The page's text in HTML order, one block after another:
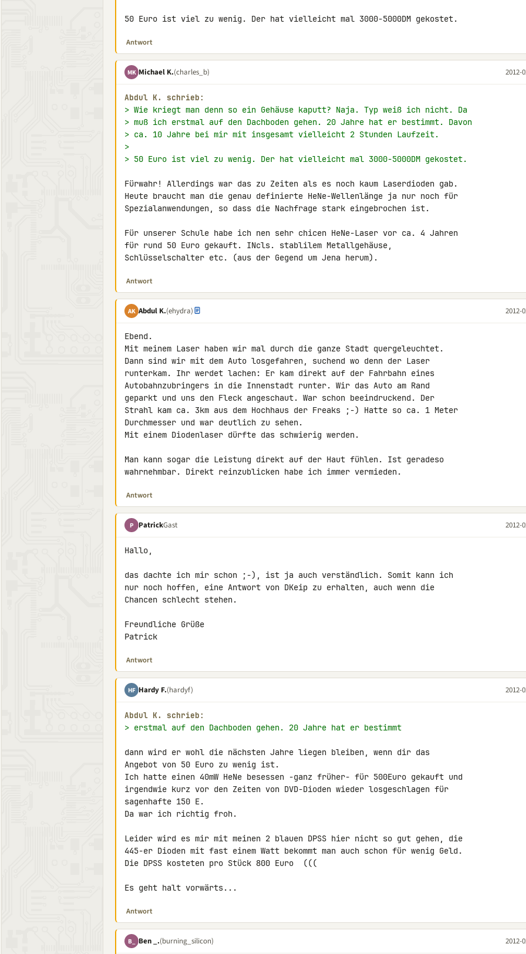
50 Euro ist viel zu wenig. Der hat vielleicht mal 3000-5000DM gekostet.
Antwort
MK Michael K.(charles_b) 2012-
Abdul K. schrieb:
> Wie kriegt man denn so ein Gehäuse kaputt? Naja. Typ weiß ich nicht. Da
> muß ich erstmal auf den Dachboden gehen. 20 Jahre hat er bestimmt. Davon
> ca. 10 Jahre bei mir mit insgesamt vielleicht 2 Stunden Laufzeit.
>
> 50 Euro ist viel zu wenig. Der hat vielleicht mal 3000-5000DM gekostet.
Fürwahr! Allerdings war das zu Zeiten als es noch kaum Laserdioden gab.
Heute braucht man die genau definierte HeNe-Wellenlänge ja nur noch für
Spezialanwendungen, so dass die Nachfrage stark eingebrochen ist.
Für unserer Schule habe ich nen sehr chicen HeNe-Laser vor ca. 4 Jahren
für rund 50 Euro gekauft. INcls. stablilem Metallgehäuse,
Schlüsselschalter etc. (aus der Gegend um Jena herum).
Antwort
AK Abdul K.(ehydra) 2012-
Ebend.
Mit meinem Laser haben wir mal durch die ganze Stadt quergeleuchtet.
Dann sind wir mit dem Auto losgefahren, suchend wo denn der Laser
runterkam. Ihr werdet lachen: Er kam direkt auf der Fahrbahn eines
Autobahnzubringers in die Innenstadt runter. Wir das Auto am Rand
geparkt und uns den Fleck angeschaut. War schon beeindruckend. Der
Strahl kam ca. 3km aus dem Hochhaus der Freaks ;-) Hatte so ca. 1 Meter
Durchmesser und war deutlich zu sehen.
Mit einem Diodenlaser dürfte das schwierig werden.
Man kann sogar die Leistung direkt auf der Haut fühlen. Ist geradeso
wahrnehmbar. Direkt reinzublicken habe ich immer vermieden.
Antwort
P PatrickGast 2012-
Hallo,
das dachte ich mir schon ;-), ist ja auch verständlich. Somit kann ich
nur noch hoffen, eine Antwort von DKeip zu erhalten, auch wenn die
Chancen schlecht stehen.
Freundliche Grüße
Patrick
Antwort
HF Hardy F.(hardyf) 2012-
Abdul K. schrieb:
> erstmal auf den Dachboden gehen. 20 Jahre hat er bestimmt
dann wird er wohl die nächsten Jahre liegen bleiben, wenn dir das
Angebot von 50 Euro zu wenig ist.
Ich hatte einen 40mW HeNe besessen -ganz früher- für 500Euro gekauft und
irgendwie kurz vor den Zeiten von DVD-Dioden wieder losgeschlagen für
sagenhafte 150 E.
Da war ich richtig froh.
Leider wird es mir mit meinen 2 blauen DPSS hier nicht so gut gehen, die
445-er Dioden mit fast einem Watt bekommt man auch schon für wenig Geld.
Die DPSS kosteten pro Stück 800 Euro  (((
Es geht halt vorwärts...
Antwort
B_ Ben _.(burning_silicon) 2012-